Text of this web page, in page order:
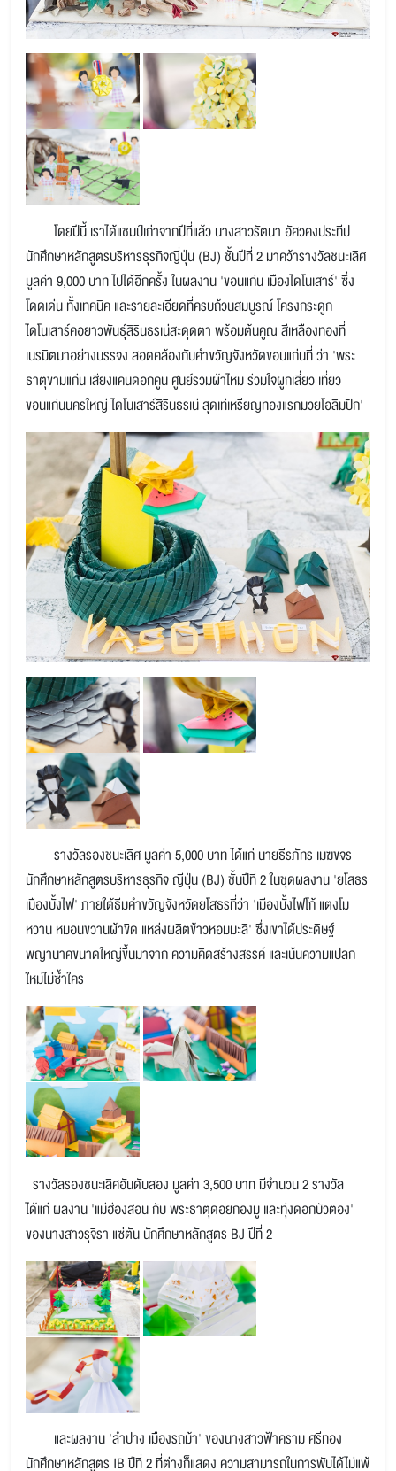
โดยปีนี้ เราได้แชมป์เก่าจากปีที่แล้ว นางสาวรัตนา อัศวคงประทีป
นักศึกษาหลักสูตรบริหารธุรกิจญี่ปุ่น (BJ) ชั้นปีที่ 2 มาคว้ารางวัลชนะเลิศ
มูลค่า 9,000 บาท ไปได้อีกครั้ง ในผลงาน 'ขอนแก่น เมืองไดโนเสาร์' ซึ่ง
โดดเด่น ทั้งเทคนิค และรายละเอียดที่ครบถ้วนสมบูรณ์ โครงกระดูก
ไดโนเสาร์คอยาวพันธุ์สิรินธรเน่สะดุดตา พร้อมต้นคูณ สีเหลืองทองที่
เนรมิตมาอย่างบรรจง สอดคล้องกับคำขวัญจังหวัดขอนแก่นที่ ว่า 'พระ
ธาตุขามแก่น เสียงแคนดอกคูน ศูนย์รวมผ้าไหม ร่วมใจผูกเสี่ยว เที่ยว
ขอนแก่นนครใหญ่ ไดโนเสาร์สิรินธรเน่ สุดเท่เหรียญทองแรกมวยโอลิมปิก'
รางวัลรองชนะเลิศ มูลค่า 5,000 บาท ได้แก่ นายธีรภัทร เมฆขจร
นักศึกษาหลักสูตรบริหารธุรกิจ ญีปุ่น (BJ) ชั้นปีที่ 2 ในชุดผลงาน 'ยโสธร
เมืองบั้งไฟ' ภายใต้ธีมคำขวัญจังหวัดยโสธรที่ว่า 'เมืองบั้งไฟโก้ แตงโม
หวาน หมอนขวานผ้าขิด แหล่งผลิตข้าวหอมมะลิ' ซึ่งเขาได้ประดิษฐ์
พญานาคขนาดใหญ่ขึ้นมาจาก ความคิดสร้างสรรค์ และเน้นความแปลก
ใหม่ไม่ซ้ำใคร
รางวัลรองชนะเลิศอันดับสอง มูลค่า 3,500 บาท มีจำนวน 2 รางวัล
ได้แก่ ผลงาน 'แม่ฮ่องสอน กับ พระธาตุดอยกองมู และทุ่งดอกบัวตอง'
ของนางสาวรุจิรา แซ่ตัน นักศึกษาหลักสูตร BJ ปีที่ 2
และผลงาน 'ลำปาง เมืองรถม้า' ของนางสาวฟ้าคราม ศรีทอง
นักศึกษาหลักสูตร IB ปีที่ 2 ที่ต่างก็แสดง ความสามารถในการพับได้ไม่แพ้